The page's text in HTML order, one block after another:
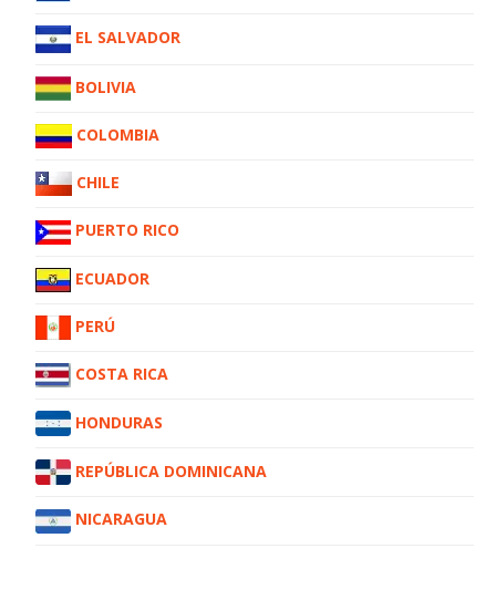
EL SALVADOR
BOLIVIA
COLOMBIA
CHILE
PUERTO RICO
ECUADOR
PERÚ
COSTA RICA
HONDURAS
REPÚBLICA DOMINICANA
NICARAGUA